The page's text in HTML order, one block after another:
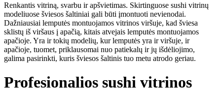
Renkantis vitriną, svarbu ir apšvietimas. Skirtinguose sushi vitrinų
modeliuose šviesos šaltiniai gali būti įmontuoti nevienodai.
Dažniausiai lemputės montuojamos vitrinos viršuje, kad šviesa
sklistų iš viršaus į apačią, kitais atvejais lemputės montuojamos
apačioje. Yra ir tokių modelių, kur lemputės yra ir viršuje, ir
apačioje, tuomet, priklausomai nuo patiekalų ir jų išdėliojimo,
galima pasirinkti, kuris šviesos šaltinis tuo metu atrodo geriau.
Profesionalios sushi vitrinos